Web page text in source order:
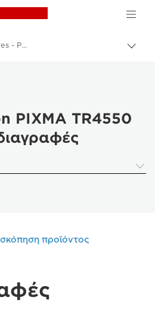
Canon Logo, back to
Canon PIXMA TR4550 Series - Printers
Specifications & Features - PIXMA TR4550 Series
PIXMA TR4550
προϊόντος